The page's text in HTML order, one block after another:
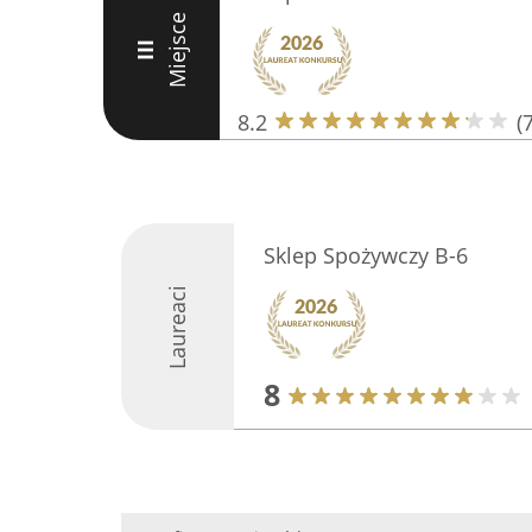
III Miejsce
8.2
Laureaci
Sklep Spożywczy B-6
8